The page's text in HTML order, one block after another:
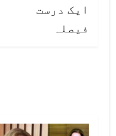
ایک درست
فیصلہ